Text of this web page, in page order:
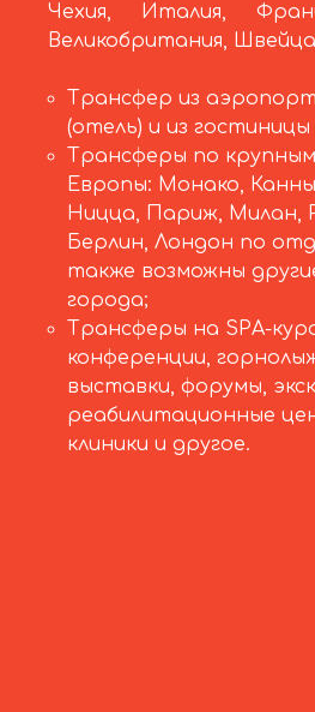
Чехия, Италия,
Великобритания,
Трансфер из
(отель) и из
Трансферы по
Европы: Монако,
Ницца, Париж, Милан,
Берлин, Лондон по
также возможны
города;
Трансферы на SPA-
конференции,
выставки, форумы,
реабилитационные
клиники и другое.